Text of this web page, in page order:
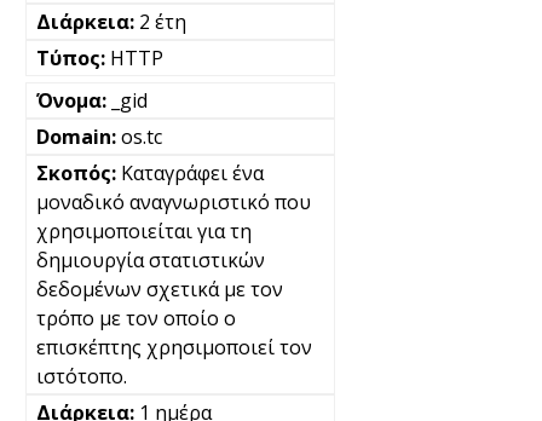
2 έτη
HTTP
_gid
os.tc
Καταγράφει ένα
μοναδικό αναγνωριστικό που
χρησιμοποιείται για τη
δημιουργία στατιστικών
δεδομένων σχετικά με τον
τρόπο με τον οποίο ο
επισκέπτης χρησιμοποιεί τον
ιστότοπο.
1 ημέρα